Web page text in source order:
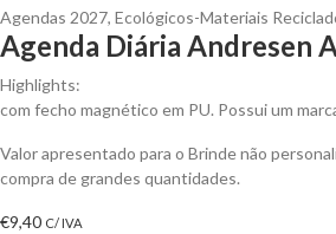
Agendas 2027, Ecológicos-Materiais
Agenda Diária Andresen
Highlights:
com fecho magnético em PU. Possui um
Valor apresentado para o Brinde não
compra de grandes quantidades.
€9,40 C/ IVA